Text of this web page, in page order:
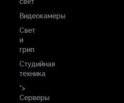
свет
Видеокамеры
Свет
и
грип
Студийная
техника
">
Серверы